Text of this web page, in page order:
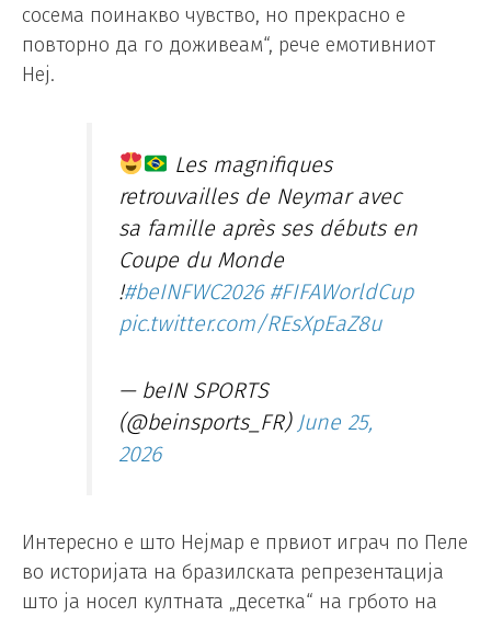
сосема поинакво чувство, но прекрасно е
повторно да го доживеам“, рече емотивниот
Неј.
Les magnifiques
retrouvailles de Neymar avec
sa famille après ses débuts en
Coupe du Monde
!#beINFWC2026 #FIFAWorldCup
pic.twitter.com/REsXpEaZ8u
— beIN SPORTS
(@beinsports_FR) June 25,
2026
Интересно е што Нејмар е првиот играч по Пеле
во историјата на бразилската репрезентација
што ја носел култната „десетка“ на грбото на